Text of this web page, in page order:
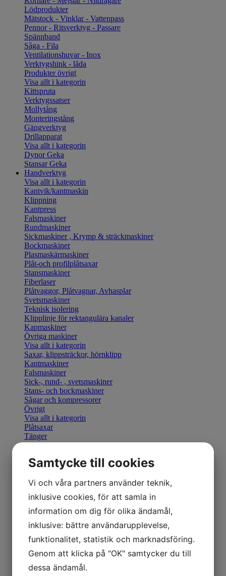
Lödprodukter
Mätstock - Vinklar - Vattenpass
Pennor - Ritsverktyg - Passare
Spännband
Såga - Fila
Ventilationshuvar - Inox
Verktygshink - låda
Produkter övrigt
Visa allt i kategorin
Kittspruta
Verktygssatser
Mollytång
Monteringstång
Gängverktyg
Drillapparat
Visa allt i kategorin
Dynor Geka
Stansar Geka
Handverktyg
Visa allt i kategorin
Kantvik/kantmaskin
Klippning
Kantpress
Falsmaskiner
Rundmaskiner
Sickmaskiner , Krymp & sträckmaskiner
Bockmaskiner
Plasmaskärmaskiner
Plåt-och profilplåtsaxar
Stansmaskiner
Fiberlaser
Plåtvaggor, Plåtvagnar, Avhasplar
Svetsmaskiner
Teknisk isolering
Klipplinje för rektangulära kanaler
Kapmaskiner
Övriga maskiner
Visa allt i kategorin
Saxar, klippsträckor, hörnklipp
Kantmaskiner
Falsmaskiner
Sick-, rund- , svetsmaskiner
Stans- och bockmaskiner
Sågar och kompressorer
Övrigt
Visa allt i kategorin
Plåtsaxar
Tänger
Bocka & Forma
Elhandverktyg
Saxar & Knivar
Hammare & klubbor
Övriga produkter
Övriga verktyg
Visa allt i kategorin
Visa allt i kategorin
Manuella kantmaskiner
Motordrivna kantmaskiner
Retrofit U-Bend styrning
Visa allt i kategorin
Hydraulisk Gradsax
Samtycke till cookies
Vi och våra partners använder teknik,
inklusive cookies, för att samla in
information om dig för olika ändamål,
inklusive: bättre användarupplevelse,
funktionalitet, statistik och marknadsföring.
Genom att klicka på "OK" samtycker du till
dessa ändamål.